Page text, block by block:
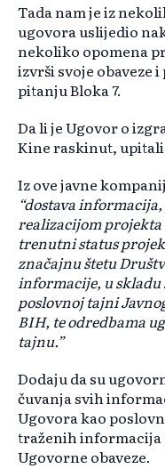
Tada nam je iz
ugovora uslijedio
nekoliko opomena
izvrši svoje obaveze
pitanju Bloka 7.
Da li je Ugovor o
Kine raskinut,
Iz ove javne
“dostava
realizacijom
trenutni status
značajnu štetu
informacije, u skladu
poslovnoj tajni
BIH, te odredbama
tajnu.”
Dodaju da su
čuvanja svih
Ugovora kao
traženih informacija
Ugovorne obaveze.